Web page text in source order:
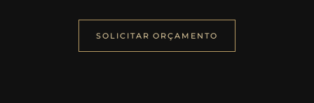
SOLICITAR ORÇAMENTO